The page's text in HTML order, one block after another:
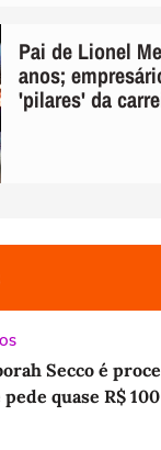
Pai de Lionel
anos;
'pilares' da
Secco é
pede quase R$